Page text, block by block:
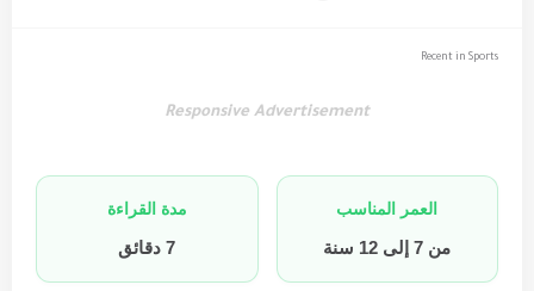
Recent in Sports
Responsive Advertisement
العمر المناسب
من 7 إلى 12 سنة
مدة القراءة
7 دقائق